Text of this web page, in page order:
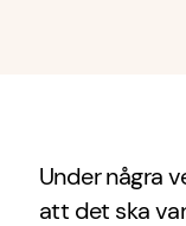
Under några
att det ska